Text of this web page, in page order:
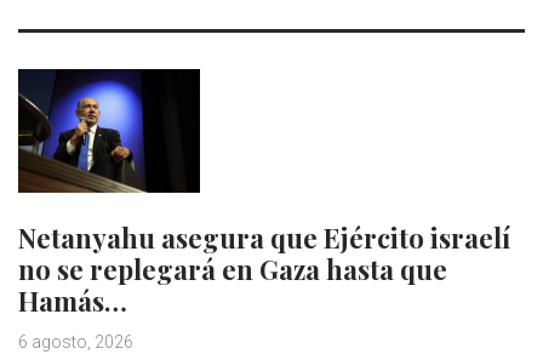
Netanyahu asegura que Ejército israelí
no se replegará en Gaza hasta que
Hamás…
6 agosto, 2026